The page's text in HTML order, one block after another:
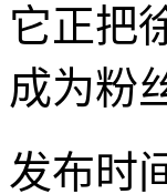
它正把
成为粉
发布时